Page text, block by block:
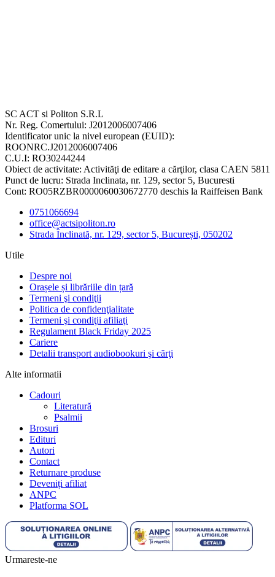
SC ACT si Politon S.R.L
Nr. Reg. Comertului: J2012006007406
Identificator unic la nivel european (EUID):
ROONRC.J2012006007406
C.U.I: RO30244244
Obiect de activitate: Activităţi de editare a cărţilor, clasa CAEN 5811
Punct de lucru: Strada Inclinata, nr. 129, sector 5, Bucuresti
Cont: RO05RZBR0000060030672770 deschis la Raiffeisen Bank
0751066694
office@actsipoliton.ro
Strada Înclinată, nr. 129, sector 5, București, 050202
Utile
Despre noi
Orașele și librăriile din țară
Termeni şi condiţii
Politica de confidenţialitate
Termeni şi condiţii afiliaţi
Regulament Black Friday 2025
Cariere
Detalii transport audiobookuri şi cărţi
Alte informatii
Cadouri
Literatură
Psalmii
Brosuri
Edituri
Autori
Contact
Returnare produse
Deveniți afiliat
ANPC
Platforma SOL
Urmareste-ne